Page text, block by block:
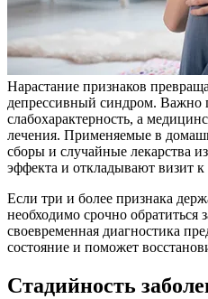
Нарастание признаков
депрессивный синдром. Важно
слабохарактерность, а
лечения. Применяемые в
сборы и случайные лекарства
эффекта и откладывают визит к
Если три и более признака
необходимо срочно
своевременная диагностика
состояние и поможет
Стадийность